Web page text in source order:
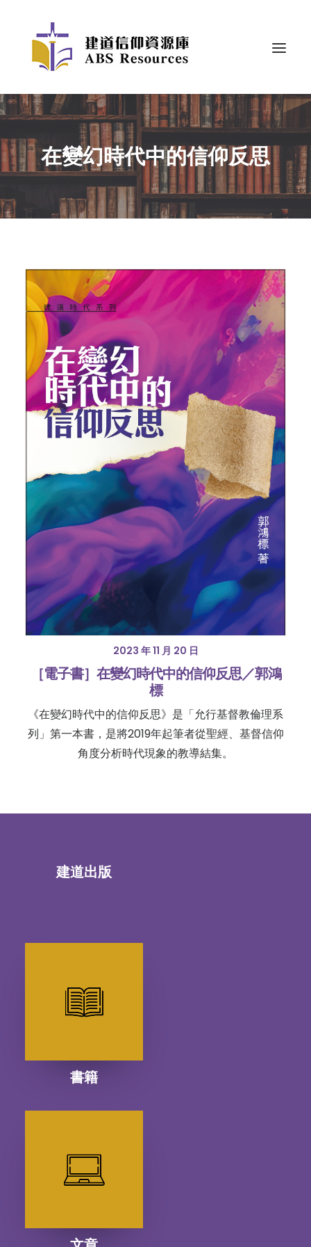
在變幻時代中的信仰反思
2023 年 11 月 20 日
［電子書］在變幻時代中的信仰反思／郭鴻
標
《在變幻時代中的信仰反思》是「允行基督教倫理系
列」第一本書，是將2019年起筆者從聖經、基督信仰
角度分析時代現象的教導結集。
建道出版
書籍